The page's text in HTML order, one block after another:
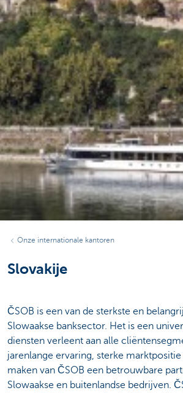
Onze internationale kantoren
Slovakije
ČSOB is een van de sterkste en
Slowaakse banksector. Het is een
diensten verleent aan alle
jarenlange ervaring, sterke
maken van ČSOB een betrouwbare
Slowaakse en buitenlandse bedrijven.